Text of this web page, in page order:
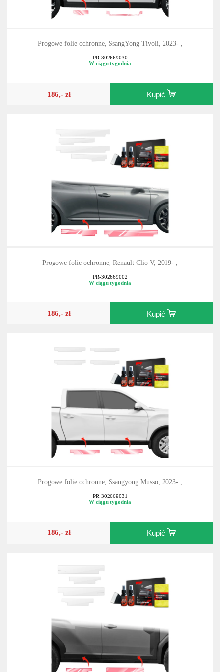
Progowe folie ochronne, SsangYong Tivoli, 2023- ,
PR-302669030
W ciągu tygodnia
186,- zł Kupić
Progowe folie ochronne, Renault Clio V, 2019- ,
PR-302669002
W ciągu tygodnia
186,- zł Kupić
Progowe folie ochronne, Ssangyong Musso, 2023- ,
PR-302669031
W ciągu tygodnia
186,- zł Kupić